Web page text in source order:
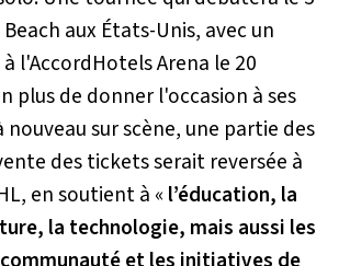
aux États-Unis, avec un
à l'AccordHotels Arena le 20
plus de donner l'occasion à ses
nouveau sur scène, une partie des
des tickets serait reversée à
en soutient à « l’éducation, la
la technologie, mais aussi les